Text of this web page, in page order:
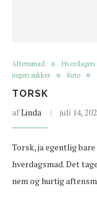
Aftensmad Hverdagen
ingen sukker
Keto
TORSK
afLinda juli 14,
Torsk, ja egentlig
hverdagsmad. Det
nem og hurtig